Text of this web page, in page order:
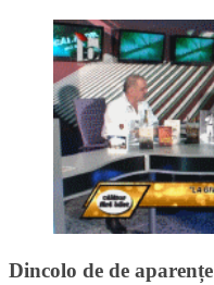
Dincolo de de aparențe